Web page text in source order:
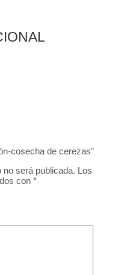
cosecha de cerezas”
será publicada. Los
con *